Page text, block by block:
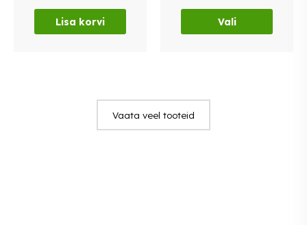
Lisa korvi Vali
tootelehel.
Vaata veel tooteid